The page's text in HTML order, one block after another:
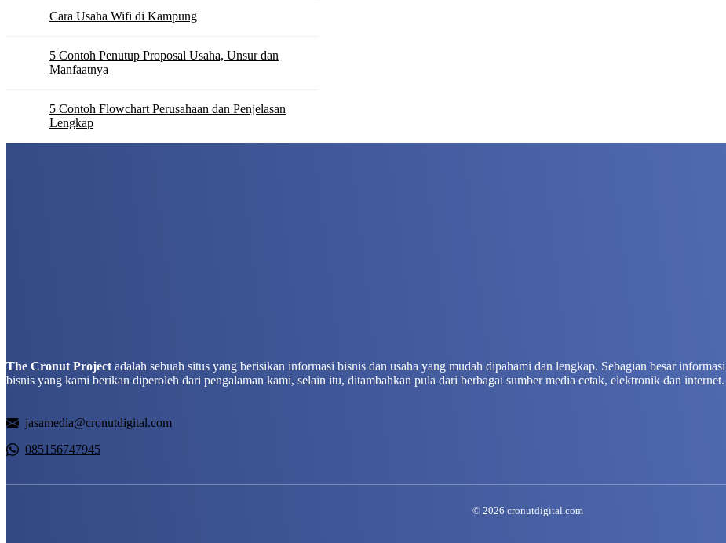
Cara Usaha Wifi di Kampung
5 Contoh Penutup Proposal Usaha, Unsur dan
Manfaatnya
5 Contoh Flowchart Perusahaan dan Penjelasan
Lengkap
The Cronut Projectadalah sebuah situs yang berisikan informasi bisnis dan usaha yang mudah dipahami dan lengkap. Sebagian besar informasi
bisnis yang kami berikan diperoleh dari pengalaman kami, selain itu, ditambahkan pula dari berbagai sumber media cetak, elektronik dan internet.
jasamedia@cronutdigital.com
085156747945
© 2026 cronutdigital.com